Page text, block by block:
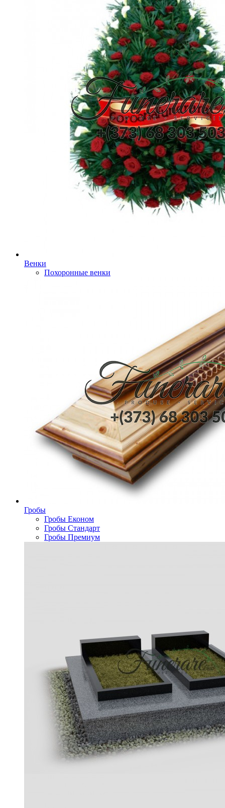
Венки
Похоронные венки
Гробы
Гробы Економ
Гробы Стандарт
Гробы Премиум